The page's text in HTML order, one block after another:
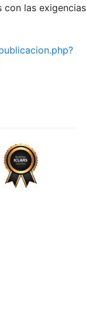
con las exigencias